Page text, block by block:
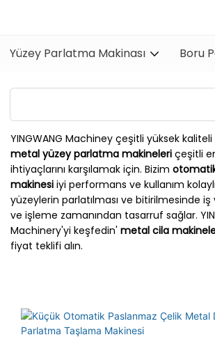
Yüzey Parlatma Makinası Boru
YINGWANG Machiney çeşitli yüksek
metal yüzey parlatma makineleri çeşitli
ihtiyaçlarını karşılamak için. Bizim
makinesi iyi performans ve kullanım
yüzeylerin parlatılması ve bitirilmesinde iş
ve işleme zamanından tasarruf sağlar.
Machinery'yi keşfedin' metal cila
fiyat teklifi alın.